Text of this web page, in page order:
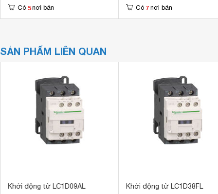
Có 5 nơi bán Có 7 nơi bán
SẢN PHẨM LIÊN QUAN
Khởi động từ LC1D09AL Khởi động từ LC1D38FL